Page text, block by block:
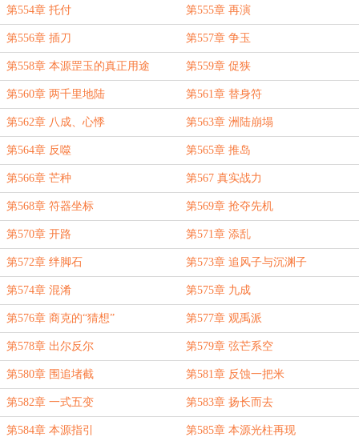
第554章 托付 第555章 再演
第556章 插刀 第557章 争玉
第558章 本源罡玉的真正用途 第559章 促狭
第560章 两千里地陆 第561章 替身符
第562章 八成、心悸 第563章 洲陆崩塌
第564章 反噬 第565章 推岛
第566章 芒种 第567 真实战力
第568章 符器坐标 第569章 抢夺先机
第570章 开路 第571章 添乱
第572章 绊脚石 第573章 追风子与沉渊子
第574章 混淆 第575章 九成
第576章 商克的“猜想” 第577章 观禹派
第578章 出尔反尔 第579章 弦芒系空
第580章 围追堵截 第581章 反蚀一把米
第582章 一式五变 第583章 扬长而去
第584章 本源指引 第585章 本源光柱再现